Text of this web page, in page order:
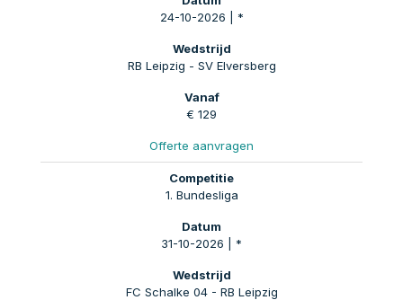
24-10-2026 | *
RB Leipzig - SV Elversberg
€ 129
Offerte aanvragen
1. Bundesliga
31-10-2026 | *
FC Schalke 04 - RB Leipzig